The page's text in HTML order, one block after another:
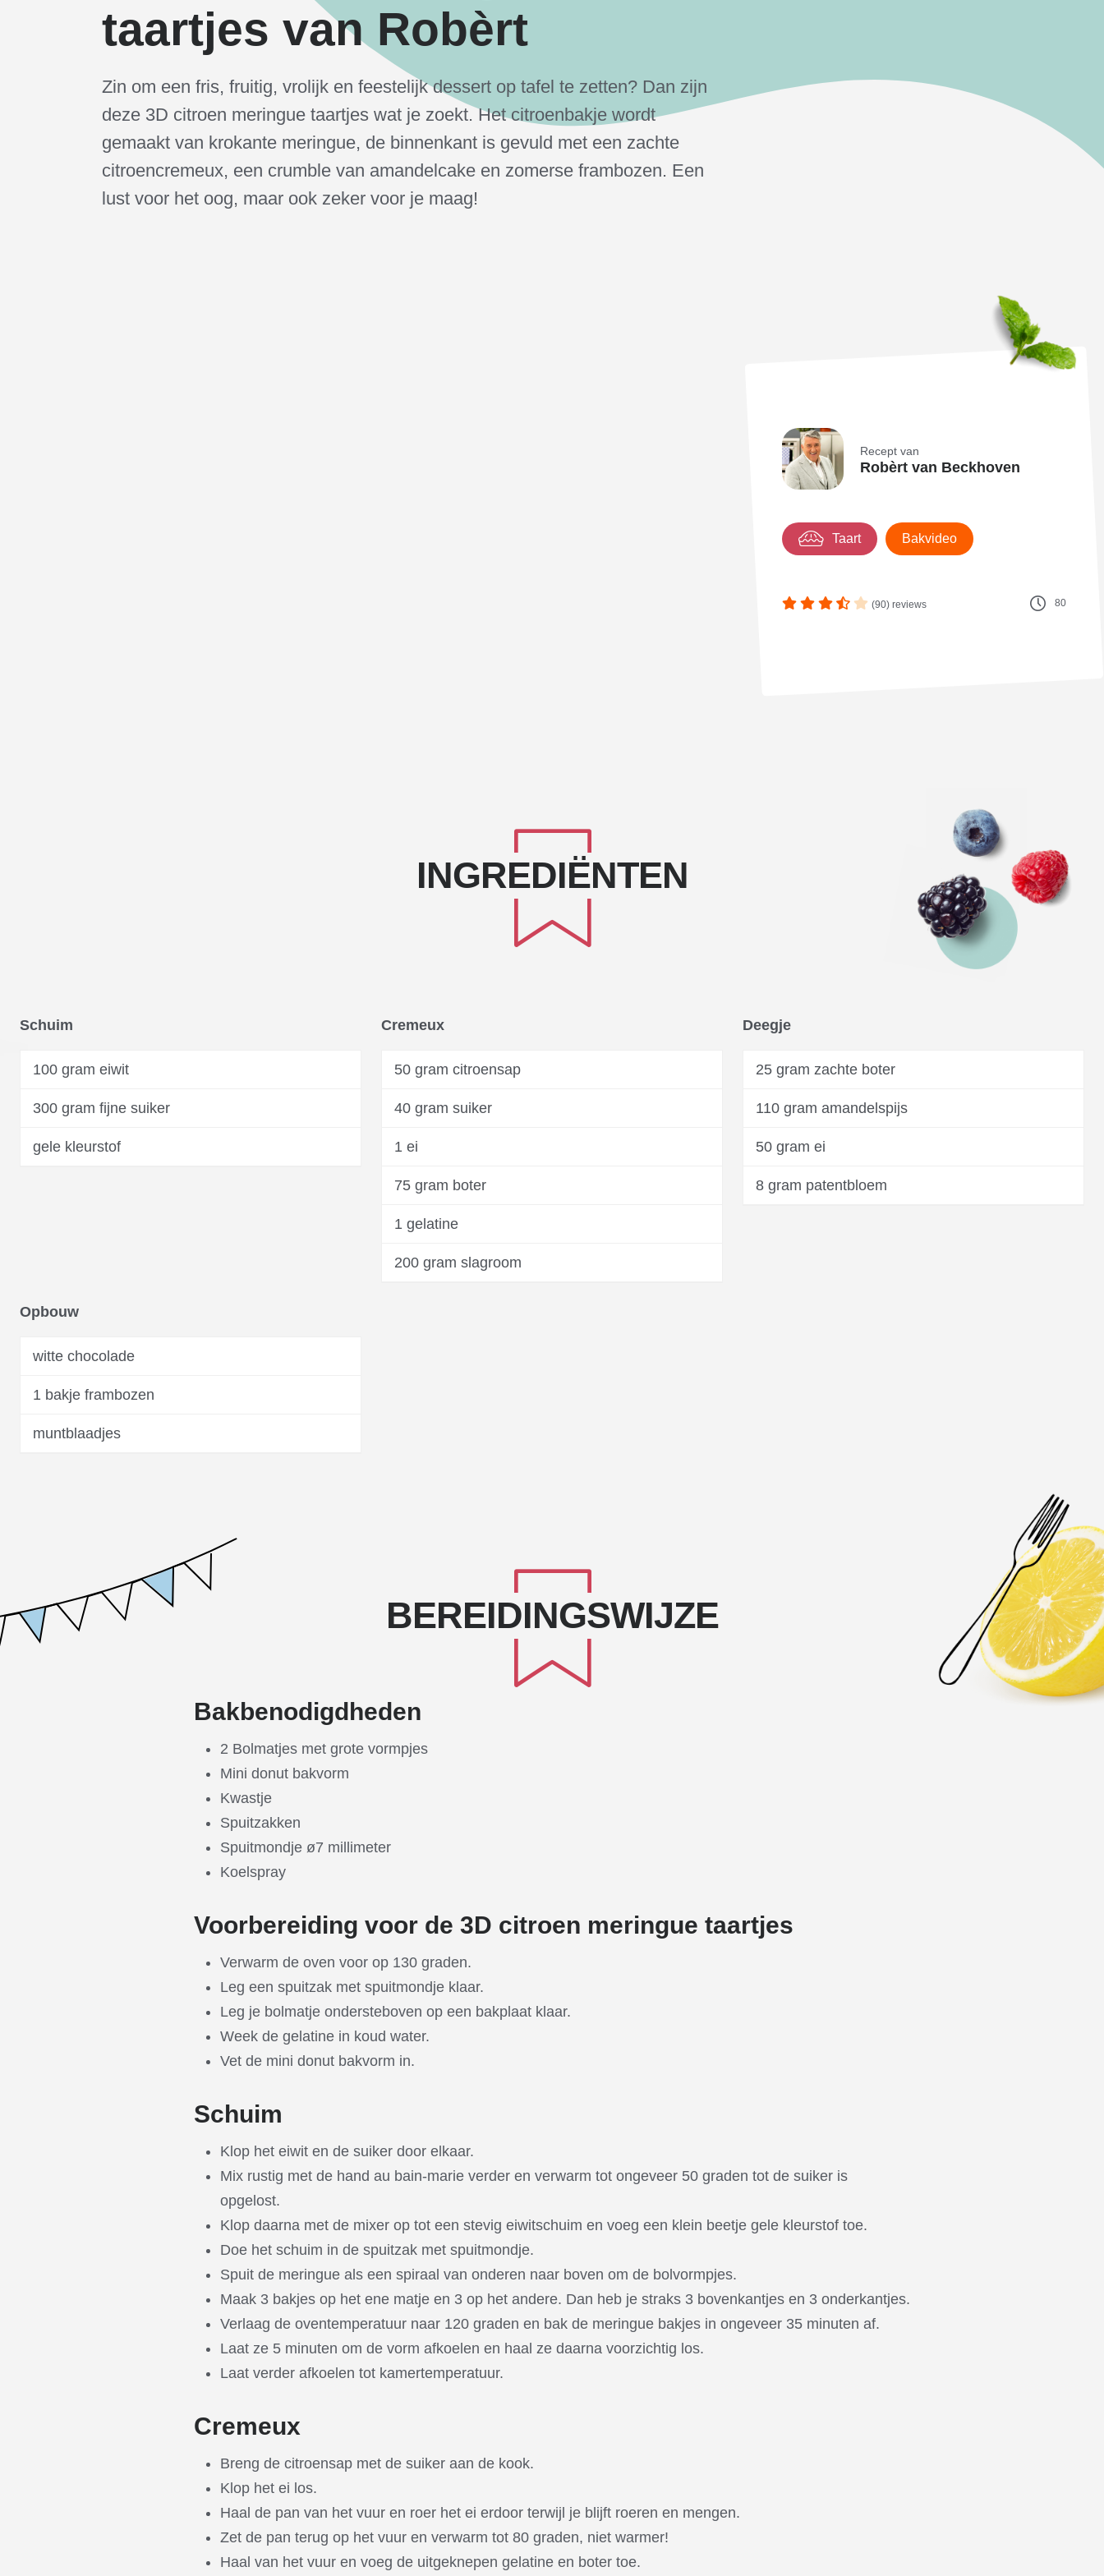
taartjes van Robèrt
Zin om een fris, fruitig, vrolijk en feestelijk dessert op tafel te zetten? Dan zijn
deze 3D citroen meringue taartjes wat je zoekt. Het citroenbakje wordt
gemaakt van krokante meringue, de binnenkant is gevuld met een zachte
citroencremeux, een crumble van amandelcake en zomerse frambozen. Een
lust voor het oog, maar ook zeker voor je maag!
Recept van
Robèrt van Beckhoven
Taart Bakvideo
(90) reviews 80
INGREDIËNTEN
Schuim
100 gram eiwit
300 gram fijne suiker
gele kleurstof
Cremeux
50 gram citroensap
40 gram suiker
1 ei
75 gram boter
1 gelatine
200 gram slagroom
Deegje
25 gram zachte boter
110 gram amandelspijs
50 gram ei
8 gram patentbloem
Opbouw
witte chocolade
1 bakje frambozen
muntblaadjes
BEREIDINGSWIJZE
Bakbenodigdheden
2 Bolmatjes met grote vormpjes
Mini donut bakvorm
Kwastje
Spuitzakken
Spuitmondje ø7 millimeter
Koelspray
Voorbereiding voor de 3D citroen meringue taartjes
Verwarm de oven voor op 130 graden.
Leg een spuitzak met spuitmondje klaar.
Leg je bolmatje ondersteboven op een bakplaat klaar.
Week de gelatine in koud water.
Vet de mini donut bakvorm in.
Schuim
Klop het eiwit en de suiker door elkaar.
Mix rustig met de hand au bain-marie verder en verwarm tot ongeveer 50 graden tot de suiker is
opgelost.
Klop daarna met de mixer op tot een stevig eiwitschuim en voeg een klein beetje gele kleurstof toe.
Doe het schuim in de spuitzak met spuitmondje.
Spuit de meringue als een spiraal van onderen naar boven om de bolvormpjes.
Maak 3 bakjes op het ene matje en 3 op het andere. Dan heb je straks 3 bovenkantjes en 3 onderkantjes.
Verlaag de oventemperatuur naar 120 graden en bak de meringue bakjes in ongeveer 35 minuten af.
Laat ze 5 minuten om de vorm afkoelen en haal ze daarna voorzichtig los.
Laat verder afkoelen tot kamertemperatuur.
Cremeux
Breng de citroensap met de suiker aan de kook.
Klop het ei los.
Haal de pan van het vuur en roer het ei erdoor terwijl je blijft roeren en mengen.
Zet de pan terug op het vuur en verwarm tot 80 graden, niet warmer!
Haal van het vuur en voeg de uitgeknepen gelatine en boter toe.